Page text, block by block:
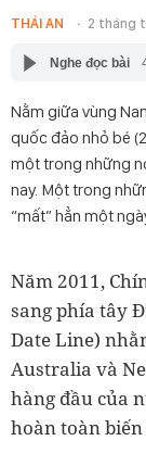
THÁI AN 2 tháng
Nghe đọc bài
Nằm giữa vùng
quốc đảo nhỏ bé
một trong những
nay. Một trong
“mất” hẳn một
Năm 2011,
sang phía tây
Date Line)
Australia và
hàng đầu của
hoàn toàn